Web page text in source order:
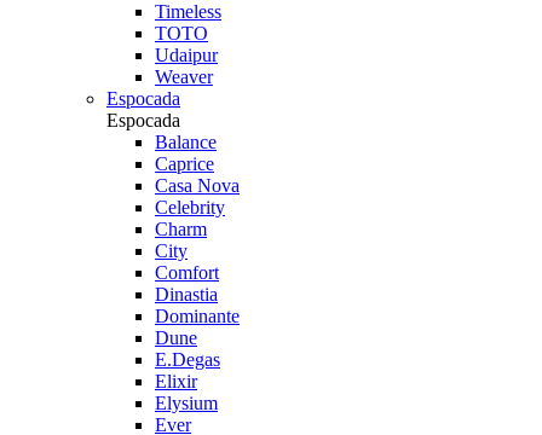
Timeless
TOTO
Udaipur
Weaver
Espocada
Espocada
Balance
Caprice
Casa Nova
Celebrity
Charm
City
Comfort
Dinastia
Dominante
Dune
E.Degas
Elixir
Elysium
Ever